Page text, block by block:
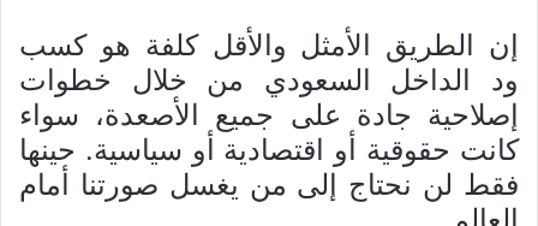
إن الطريق الأمثل والأقل كلفة هو كسب
ود الداخل السعودي من خلال خطوات
إصلاحية جادة على جميع الأصعدة، سواء
كانت حقوقية أو اقتصادية أو سياسية. حينها
فقط لن نحتاج إلى من يغسل صورتنا أمام